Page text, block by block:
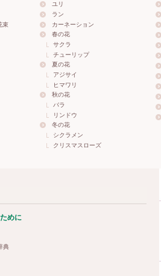
束
ユリ
ラン
カーネーション
春の花
サクラ
チューリップ
夏の花
アジサイ
ヒマワリ
秋の花
バラ
リンドウ
冬の花
シクラメン
クリスマスローズ
めに
典